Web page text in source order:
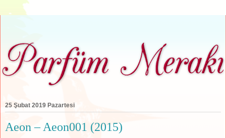
25 Şubat 2019 Pazartesi
Aeon – Aeon001 (2015)